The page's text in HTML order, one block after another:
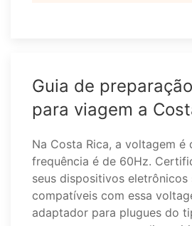
Guia de
para viagem a
Na Costa Rica, a voltagem é
frequência é de 60Hz.
seus dispositivos eletrônicos
compatíveis com essa
adaptador para plugues do